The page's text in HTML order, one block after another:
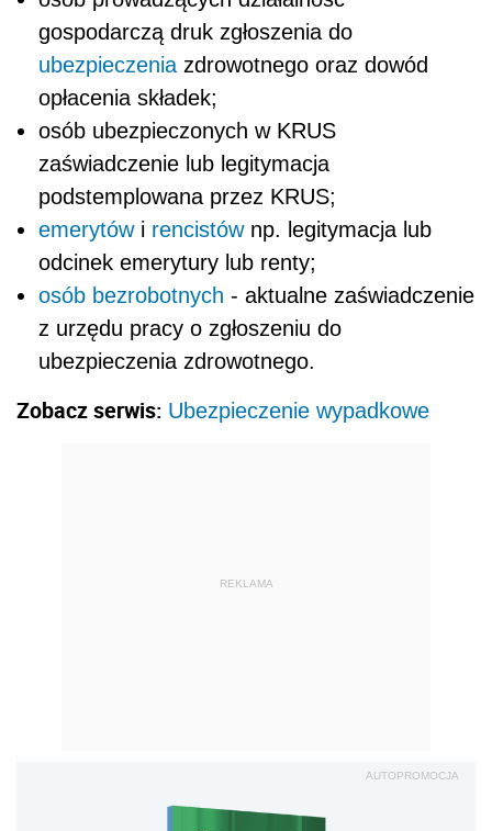
gospodarczą druk zgłoszenia do
ubezpieczenia zdrowotnego oraz dowód
opłacenia składek;
osób ubezpieczonych w KRUS
zaświadczenie lub legitymacja
podstemplowana przez KRUS;
emerytówi rencistównp. legitymacja lub
odcinek emerytury lub renty;
osób bezrobotnych - aktualne zaświadczenie
z urzędu pracy o zgłoszeniu do
ubezpieczenia zdrowotnego.
Zobacz serwis: Ubezpieczenie wypadkowe
REKLAMA
AUTOPROMOCJA